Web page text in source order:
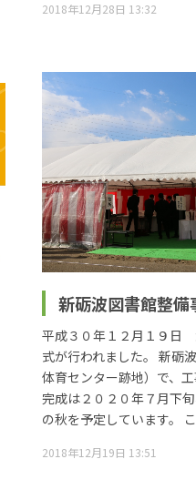
2018年12月28日 13:32
新砺波図書館整備
平成３０年１２月１９日
式が行われました。 新砺
体育センター跡地）で、
完成は２０２０年７月下
の秋を予定しています。
2018年12月19日 13:51